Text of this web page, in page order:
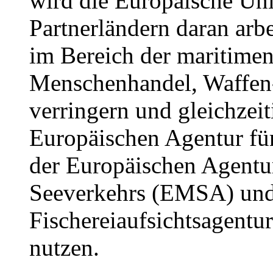
Partnerländern daran
im Bereich der
Menschenhandel,
verringern und
Europäischen Agentur
der Europäischen
Seeverkehrs (EMSA)
nutzen.